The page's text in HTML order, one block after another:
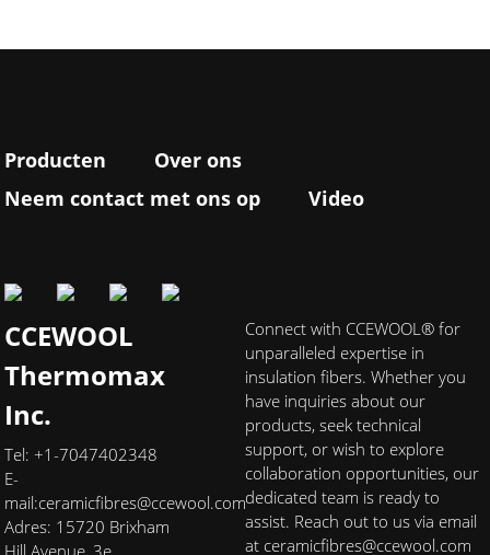
Producten
Over ons
Neem contact met ons op
Video
CCEWOOL
Thermomax
Inc.
Tel: +1-7047402348
E-
mail:ceramicfibres@ccewool.com
Adres: 15720 Brixham
Hill Avenue, 3e
Connect with CCEWOOL® for
unparalleled expertise in
insulation fibers. Whether you
have inquiries about our
products, seek technical
support, or wish to explore
collaboration opportunities, our
dedicated team is ready to
assist. Reach out to us via email
at ceramicfibres@ccewool.com